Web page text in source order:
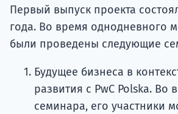
Первый выпуск проекта
года. Во время однодневного
были проведены следующие
Будущее бизнеса в
развития с PwC Polska. Во
семинара, его участники